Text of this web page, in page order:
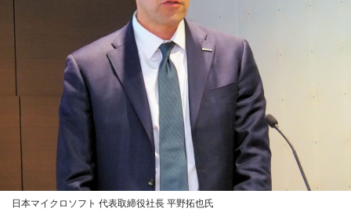
日本マイクロソフト 代表取締役社長 平野拓也氏